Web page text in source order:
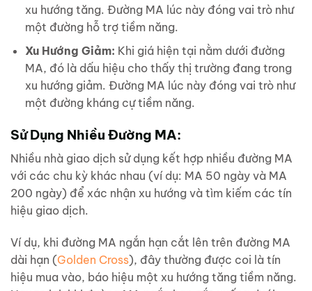
xu hướng tăng. Đường MA lúc này đóng vai trò như
một đường hỗ trợ tiềm năng.
Xu Hướng Giảm: Khi giá hiện tại nằm dưới đường
MA, đó là dấu hiệu cho thấy thị trường đang trong
xu hướng giảm. Đường MA lúc này đóng vai trò như
một đường kháng cự tiềm năng.
Sử Dụng Nhiều Đường MA:
Nhiều nhà giao dịch sử dụng kết hợp nhiều đường MA
với các chu kỳ khác nhau (ví dụ: MA 50 ngày và MA
200 ngày) để xác nhận xu hướng và tìm kiếm các tín
hiệu giao dịch.
Ví dụ, khi đường MA ngắn hạn cắt lên trên đường MA
dài hạn (Golden Cross), đây thường được coi là tín
hiệu mua vào, báo hiệu một xu hướng tăng tiềm năng.